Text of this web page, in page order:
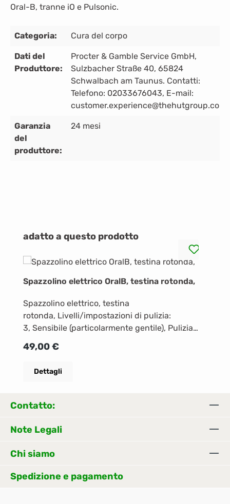
Oral-B, tranne iO e Pulsonic.
Categoria: Cura del corpo
Dati del
Produttore:
Procter & Gamble Service GmbH,
Sulzbacher Straße 40, 65824
Schwalbach am Taunus. Contatti:
Telefono: 02033676043, E-mail:
customer.experience@thehutgroup.com.
Garanzia
del
produttore:
24 mesi
Salta la galleria dei prodotti
adatto a questo prodotto
Spazzolino elettrico OralB, testina rotonda,
Spazzolino elettrico, testina
rotonda, Livelli/impostazioni di pulizia:
3, Sensibile (particolarmente gentile), Pulizia
superficiali), Timer, Funzionamento a
1 Dimensioni logistiche con
cmProfondità: 6,7 cm Peso: 0,4 kg
Prezzo normale:
49,00 €
Dettagli
Contatto:
Note Legali
Chi siamo
Spedizione e pagamento